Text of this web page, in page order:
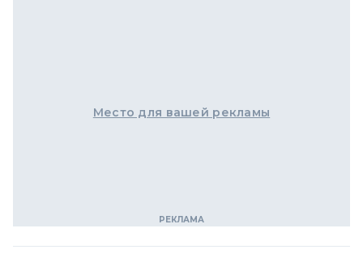
Место для вашей рекламы